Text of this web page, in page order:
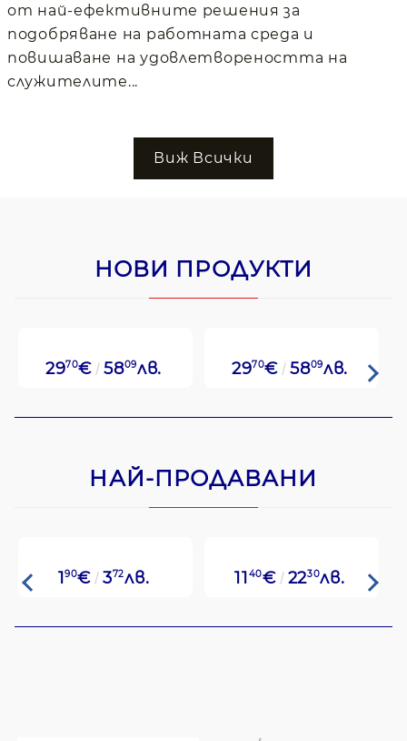
от най-ефективните решения за
подобряване на работната среда и
повишаване на удовлетвореността на
служителите...
Виж Всички
НОВИ ПРОДУКТИ
2970€ 5809лв. 2970€ 5809лв.
НАЙ-ПРОДАВАНИ
190€ 372лв. 11 40€ 2230лв.